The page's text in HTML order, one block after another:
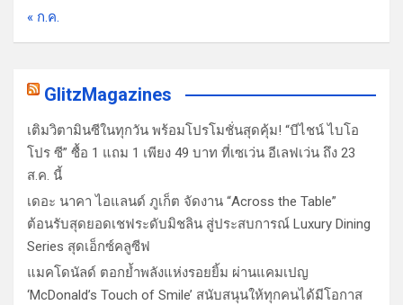
« ก.ค.
GlitzMagazines
เติมวิตามินซีในทุกวัน พร้อมโปรโมชั่นสุดคุ้ม! “บีไชน์ ไบโอ
โปร ซี” ซื้อ 1 แถม 1 เพียง 49 บาท ที่เซเว่น อีเลฟเว่น ถึง 23
ส.ค. นี้
เดอะ นาคา ไอแลนด์ ภูเก็ต จัดงาน “Across the Table”
ต้อนรับสุดยอดเชฟระดับมิชลิน สู่ประสบการณ์ Luxury Dining
Series สุดเอ็กซ์คลูซีฟ
แมคโดนัลด์ ตอกย้ำพลังแห่งรอยยิ้ม ผ่านแคมเปญ
‘McDonald’s Touch of Smile’ สนับสนุนให้ทุกคนได้มีโอกาส